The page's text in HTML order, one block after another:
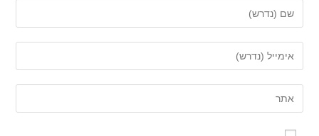
את
השם
שלך
שם
משתמש
כדי
את
כתובת
דואר
את
כתובת